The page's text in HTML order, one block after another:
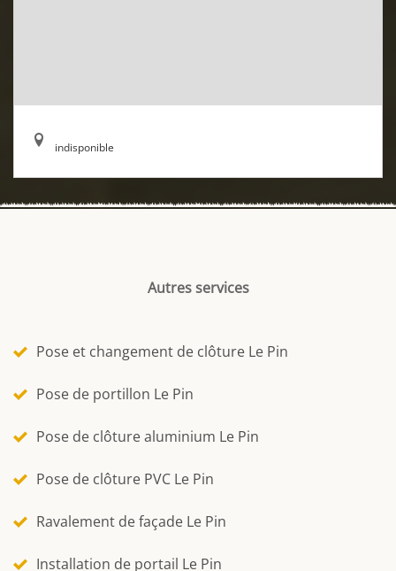
indisponible
Autres services
Pose et changement de clôture Le Pin
Pose de portillon Le Pin
Pose de clôture aluminium Le Pin
Pose de clôture PVC Le Pin
Ravalement de façade Le Pin
Installation de portail Le Pin